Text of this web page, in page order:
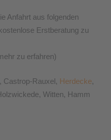
Anfahrt aus folgenden
Erstberatung zu
zu erfahren)
, Castrop-Rauxel, Herdecke,
Witten, Hamm